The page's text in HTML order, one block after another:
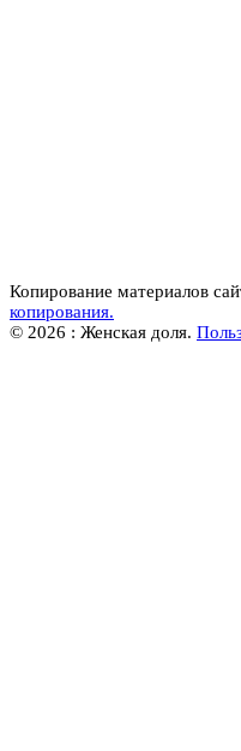
Копирование материалов
копирования.
© 2026 : Женская доля.